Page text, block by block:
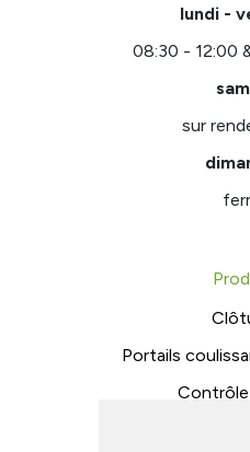
lundi -
08:30 - 12:00
sur
Portails